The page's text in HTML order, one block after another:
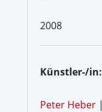
2008
Künstler-/in:
Peter Heber |